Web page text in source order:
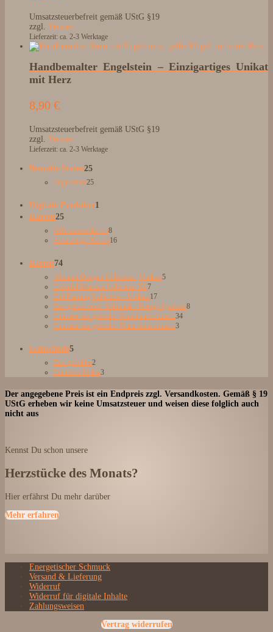
Umsatzsteuerbefreit gemäß UStG §19
zzgl. Versand
Lieferzeit: ca. 2-3 Werktage
Handbemalter Engelstein – Einzigartiges Unikat
mit Herz
8,90 €
Umsatzsteuerbefreit gemäß UStG §19
zzgl. Versand
Lieferzeit: ca. 2-3 Werktage
Bemalte Steine2525
Produkte
Engelsteine2525
Digitale Produkte1
Karten2525
Produkte
Affirmationskarten88
Produkte
Schutzengel Karten1616
Ketten7474
Produkte
Abstract Designs Collection | Unikate55
Colorful Mandala Collection XL77
Produkte
Dot Painting Collection - Unikate1717
Produkte
Energetisierender Schmuck - Heilige Symbole88
Unikater energetischer Kunstharzschmuck3434
Unikater energetischer Natursteinschmuck33
Leinwände55
Produkte
Energiebilder2
Produkte
Intuitives Malen33
Der angegebene Preis ist ein Endpreis zzgl. Versandkosten. Gemäß § 19
UStG erheben wir keine Umsatzsteuer und weisen diese folglich auch
nicht aus
Kennst Du schon unsere
Herzstücke des Monats?
Hier erfährst Du mehr darüber
Mehr erfahren
Energetischer Schmuck
Versand & Lieferung
Widerruf
Widerruf für digitale Inhalte
Zahlungsweisen
Vertrag widerrufen